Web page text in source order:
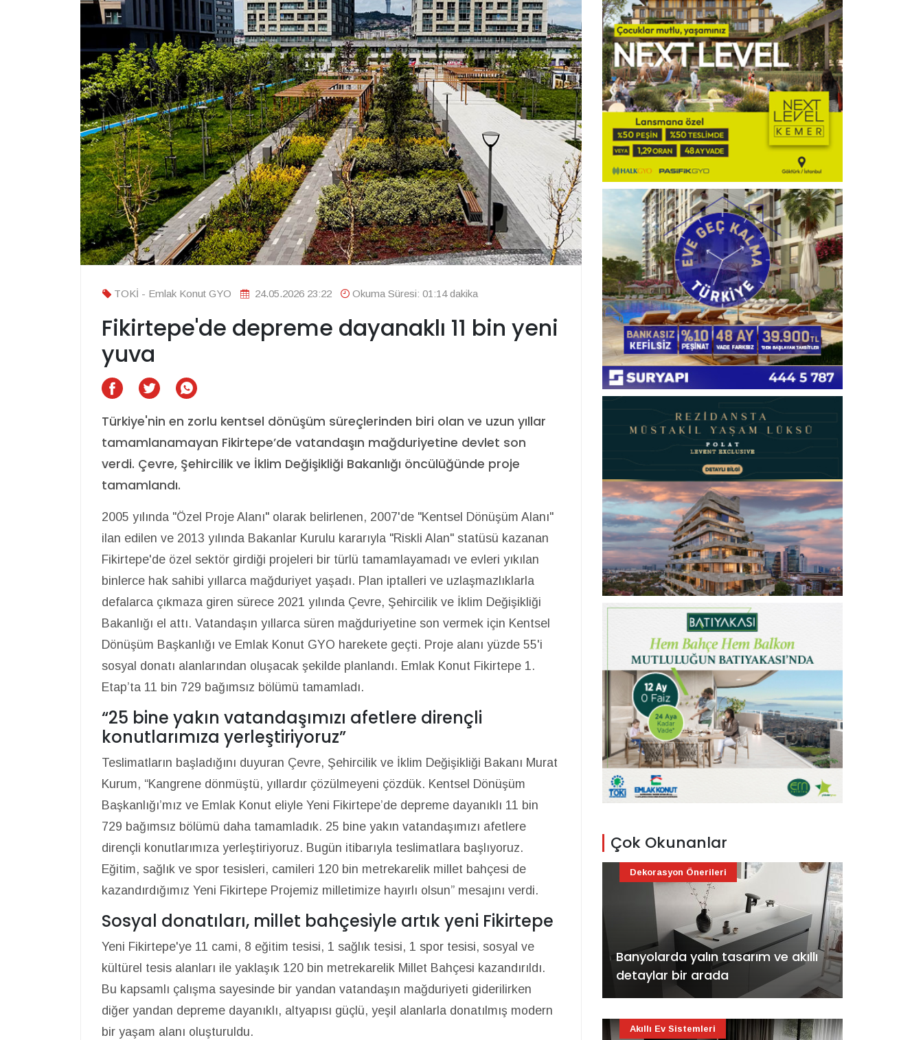
TOKİ - Emlak Konut GYO 24.05.2026 23:22 Okuma Süresi: 01:14 dakika
Fikirtepe'de depreme dayanaklı 11 bin yeni
yuva
Türkiye'nin en zorlu kentsel dönüşüm süreçlerinden biri olan ve uzun yıllar
tamamlanamayan Fikirtepe’de vatandaşın mağduriyetine devlet son
verdi. Çevre, Şehircilik ve İklim Değişikliği Bakanlığı öncülüğünde proje
tamamlandı.
2005 yılında "Özel Proje Alanı" olarak belirlenen, 2007'de "Kentsel Dönüşüm Alanı"
ilan edilen ve 2013 yılında Bakanlar Kurulu kararıyla "Riskli Alan" statüsü kazanan
Fikirtepe'de özel sektör girdiği projeleri bir türlü tamamlayamadı ve evleri yıkılan
binlerce hak sahibi yıllarca mağduriyet yaşadı. Plan iptalleri ve uzlaşmazlıklarla
defalarca çıkmaza giren sürece 2021 yılında Çevre, Şehircilik ve İklim Değişikliği
Bakanlığı el attı. Vatandaşın yıllarca süren mağduriyetine son vermek için Kentsel
Dönüşüm Başkanlığı ve Emlak Konut GYO harekete geçti. Proje alanı yüzde 55'i
sosyal donatı alanlarından oluşacak şekilde planlandı. Emlak Konut Fikirtepe 1.
Etap’ta 11 bin 729 bağımsız bölümü tamamladı.
“25 bine yakın vatandaşımızı afetlere dirençli
konutlarımıza yerleştiriyoruz”
Teslimatların başladığını duyuran Çevre, Şehircilik ve İklim Değişikliği Bakanı Murat
Kurum, “Kangrene dönmüştü, yıllardır çözülmeyeni çözdük. Kentsel Dönüşüm
Başkanlığı’mız ve Emlak Konut eliyle Yeni Fikirtepe’de depreme dayanıklı 11 bin
729 bağımsız bölümü daha tamamladık. 25 bine yakın vatandaşımızı afetlere
dirençli konutlarımıza yerleştiriyoruz. Bugün itibarıyla teslimatlara başlıyoruz.
Eğitim, sağlık ve spor tesisleri, camileri 120 bin metrekarelik millet bahçesi de
kazandırdığımız Yeni Fikirtepe Projemiz milletimize hayırlı olsun” mesajını verdi.
Sosyal donatıları, millet bahçesiyle artık yeni Fikirtepe
Yeni Fikirtepe'ye 11 cami, 8 eğitim tesisi, 1 sağlık tesisi, 1 spor tesisi, sosyal ve
kültürel tesis alanları ile yaklaşık 120 bin metrekarelik Millet Bahçesi kazandırıldı.
Bu kapsamlı çalışma sayesinde bir yandan vatandaşın mağduriyeti giderilirken
diğer yandan depreme dayanıklı, altyapısı güçlü, yeşil alanlarla donatılmış modern
bir yaşam alanı oluşturuldu.
Çok Okunanlar
Banyolarda yalın tasarım ve akıllı
detaylar bir arada
Dekorasyon Önerileri
Akıllı Ev Sistemleri